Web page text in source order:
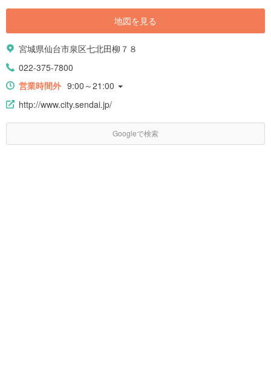
地図を見る
宮城県仙台市泉区七北田柳７８
022-375-7800
営業時間外 9:00～21:00
http://www.city.sendai.jp/
Googleで検索